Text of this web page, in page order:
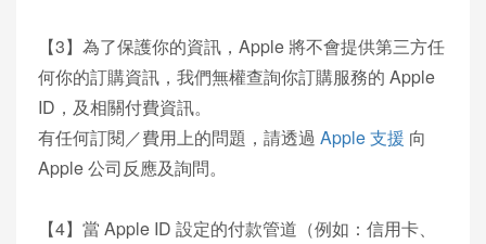
【3】為了保護你的資訊，Apple 將不會提供第三方任
何你的訂購資訊，我們無權查詢你訂購服務的 Apple
ID，及相關付費資訊。
有任何訂閱／費用上的問題，請透過 Apple 支援 向
Apple 公司反應及詢問。
【4】當 Apple ID 設定的付款管道（例如：信用卡、